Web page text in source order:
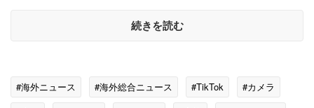
続きを読む
#海外ニュース #海外総合ニュース #TikTok
#カメラ